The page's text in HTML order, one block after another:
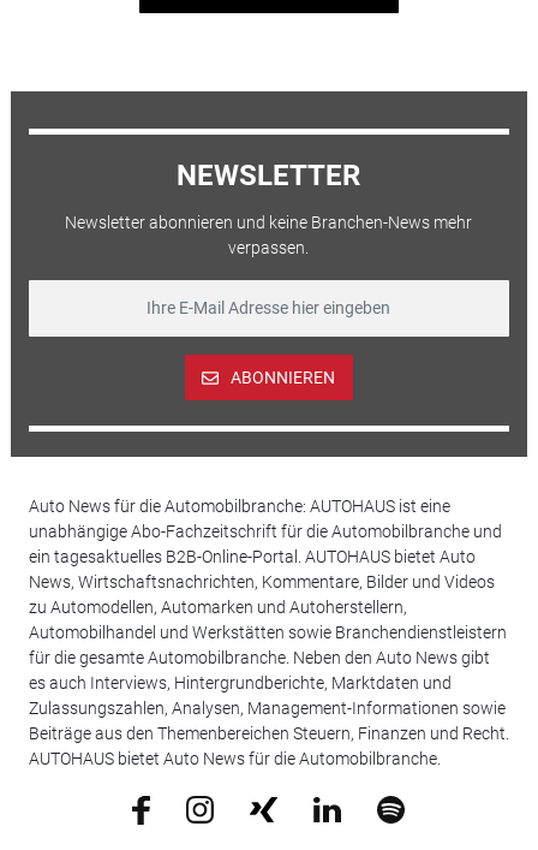
NEWSLETTER
Newsletter abonnieren und keine Branchen-News mehr
verpassen.
ABONNIEREN
Auto News für die Automobilbranche: AUTOHAUS ist eine
unabhängige Abo-Fachzeitschrift für die Automobilbranche und
ein tagesaktuelles B2B-Online-Portal. AUTOHAUS bietet Auto
News, Wirtschaftsnachrichten, Kommentare, Bilder und Videos
zu Automodellen, Automarken und Autoherstellern,
Automobilhandel und Werkstätten sowie Branchendienstleistern
für die gesamte Automobilbranche. Neben den Auto News gibt
es auch Interviews, Hintergrundberichte, Marktdaten und
Zulassungszahlen, Analysen, Management-Informationen sowie
Beiträge aus den Themenbereichen Steuern, Finanzen und Recht.
AUTOHAUS bietet Auto News für die Automobilbranche.